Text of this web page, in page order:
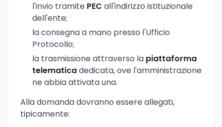
l'invio tramite PEC all'indirizzo istituzionale
dell'ente;
la consegna a mano presso l'Ufficio
Protocollo;
la trasmissione attraverso la piattaforma
telematicadedicata, ove l'amministrazione
ne abbia attivata una.
Alla domanda dovranno essere allegati,
tipicamente: